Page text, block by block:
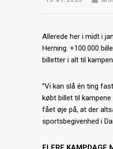
Allerede her i midt i
Herning. +100.000
billetter i alt til
”Vi kan slå én ting
købt billet til
fået øje på, at der
sportsbegivenhed i